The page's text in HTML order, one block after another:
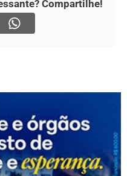
Compartilhe!